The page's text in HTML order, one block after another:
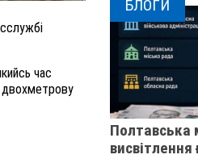
час
двохметрову
БЛОГИ
Полтавська